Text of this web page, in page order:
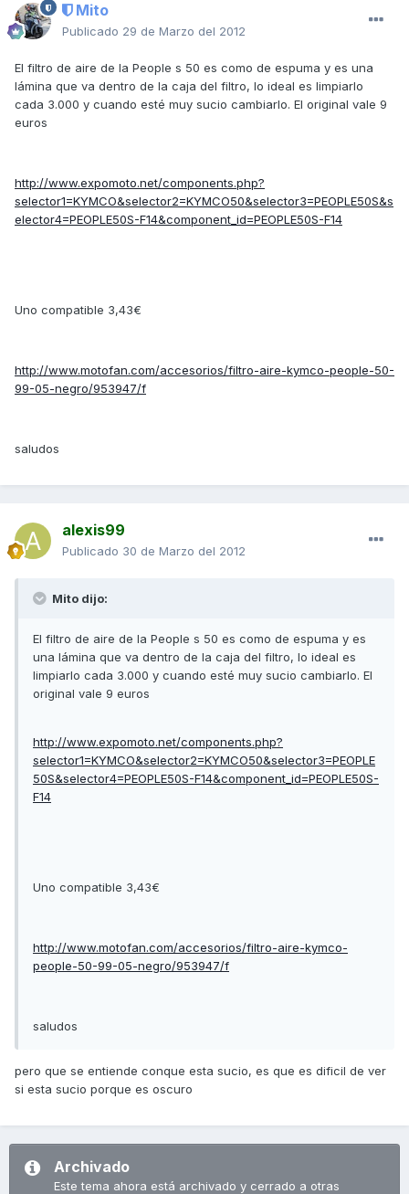
Mito
Publicado 29 de Marzo del 2012
El filtro de aire de la People s 50 es como de espuma y es una
lámina que va dentro de la caja del filtro, lo ideal es limpiarlo
cada 3.000 y cuando esté muy sucio cambiarlo. El original vale 9
euros
http://www.expomoto.net/components.php?
selector1=KYMCO&selector2=KYMCO50&selector3=PEOPLE50S&s
elector4=PEOPLE50S-F14&component_id=PEOPLE50S-F14
Uno compatible 3,43€
http://www.motofan.com/accesorios/filtro-aire-kymco-people-50-
99-05-negro/953947/f
saludos
alexis99
Publicado 30 de Marzo del 2012
Mito dijo:
El filtro de aire de la People s 50 es como de espuma y es
una lámina que va dentro de la caja del filtro, lo ideal es
limpiarlo cada 3.000 y cuando esté muy sucio cambiarlo. El
original vale 9 euros
http://www.expomoto.net/components.php?
selector1=KYMCO&selector2=KYMCO50&selector3=PEOPLE
50S&selector4=PEOPLE50S-F14&component_id=PEOPLE50S-
F14
Uno compatible 3,43€
http://www.motofan.com/accesorios/filtro-aire-kymco-
people-50-99-05-negro/953947/f
saludos
pero que se entiende conque esta sucio, es que es dificil de ver
si esta sucio porque es oscuro
Archivado
Este tema ahora está archivado y cerrado a otras